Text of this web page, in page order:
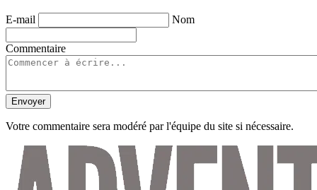
E-mail Nom
Commentaire
Envoyer
Votre commentaire sera modéré par l'équipe du site si nécessaire.